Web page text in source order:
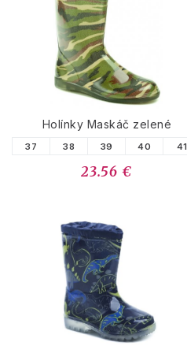
Holínky Maskáč zelené
37 38 39 40 41
23.56 €